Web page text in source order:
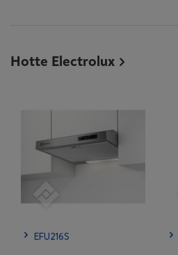
Hotte Electrolux
EFU216S